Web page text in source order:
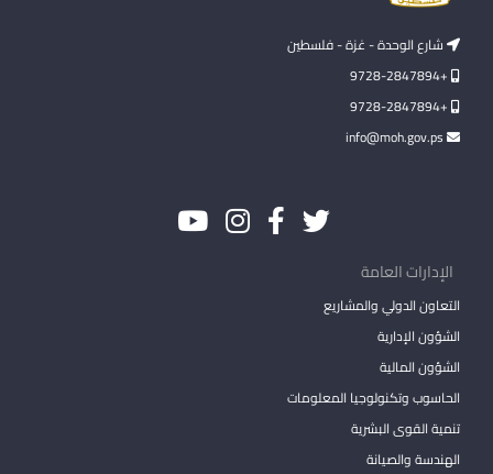
شارع الوحدة - غزة - فلسطين
+9728-2847894
+9728-2847894
الإدارات العامة
التعاون الدولي والمشاريع
الشؤون الإدارية
الشؤون المالية
الحاسوب وتكنولوجيا المعلومات
تنمية القوى البشرية
الهندسة والصيانة